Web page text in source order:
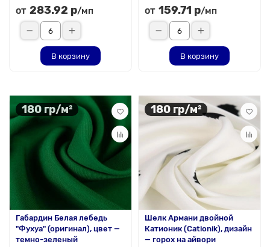
от 283.92 р/мп
В корзину
от 159.71 р/мп
В корзину
180 гр/м²
Габардин Белая лебедь
"Фухуа" (оригинал), цвет —
темно-зеленый
180 гр/м²
Шелк Армани двойной
Катионик (Cationik), дизайн
— горох на айвори